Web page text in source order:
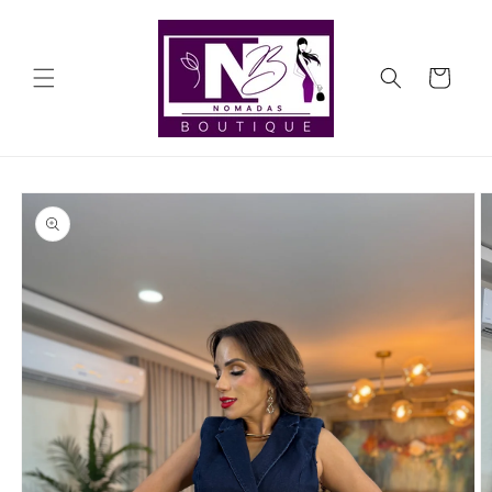
Carrito
directamente
a la
información